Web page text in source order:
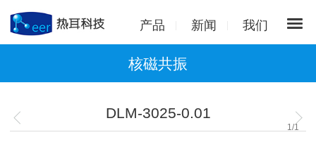
产品 新闻 我们
核磁共振
DLM-3025-0.01
1 /1